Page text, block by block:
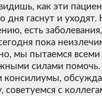
как эти
дня гаснут и уходят.
есть заболевания,
пока
мы пытаемся всеми
силами помочь.
консилиумы,
советуемся с